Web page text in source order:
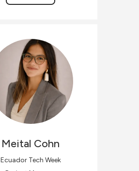
Meital Cohn
Ecuador Tech Week